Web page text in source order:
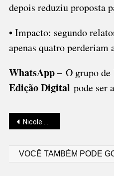
depois reduziu proposta
• Impacto: segundo
apenas quatro perderiam
WhatsApp – O grupo
Edição Digital pode ser
Nicole Pillati: A VIDA É UM LINDO MILAGRE DIÁRIO!
VOCÊ TAMBÉM PODE